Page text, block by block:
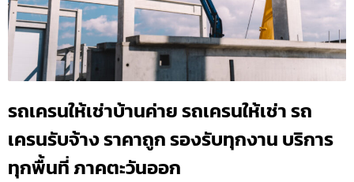
รถเครนให้เช่าบ้านค่าย รถเครนให้เช่า รถ
เครนรับจ้าง ราคาถูก รองรับทุกงาน บริการ
ทุกพื้นที่ ภาคตะวันออก